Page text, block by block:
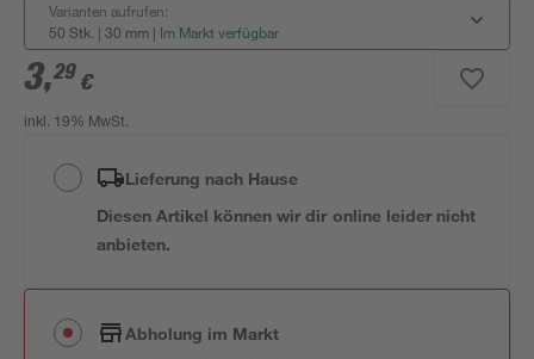
Varianten aufrufen:
50 Stk. | 30 mm | Im Markt verfügbar
3,29 €
inkl. 19% MwSt.
Lieferung nach Hause
Diesen Artikel können wir dir online leider nicht
anbieten.
Abholung im Markt